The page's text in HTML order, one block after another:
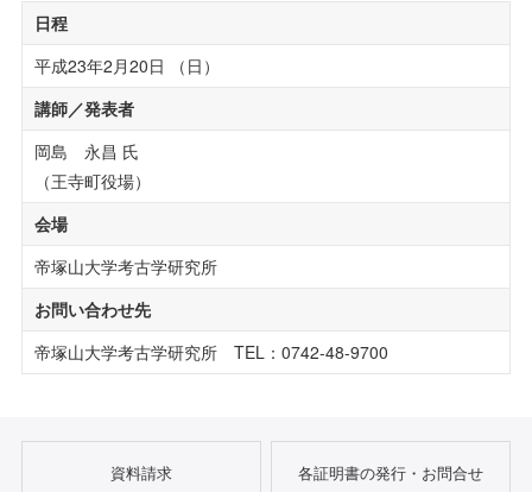
English
公開講座
科目等履修生・聴講生
社会人の学び直し
こころのケアセンター
子育て支援センター
研究所・博物館・附属施設
日程
平成23年2月20日 （日）
講師／発表者
岡島 永昌 氏
（王寺町役場）
会場
帝塚山大学考古学研究所
お問い合わせ先
帝塚山大学考古学研究所 TEL：0742-48-9700
資料請求 各証明書の発行・お問合せ